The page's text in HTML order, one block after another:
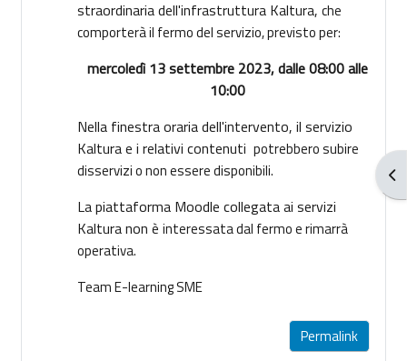
straordinaria dell'infrastruttura Kaltura, che
comporterà il fermo del servizio, previsto per:
mercoledì 13 settembre 2023, dalle 08:00 alle
10:00
Nella finestra oraria dell'intervento, il servizio
Kaltura e i relativi contenuti potrebbero subire
disservizi o non essere disponibili.
La piattaforma Moodle collegata ai servizi
Kaltura non è interessata dal fermo e rimarrà
operativa.
Team E-learning SME
Permalink